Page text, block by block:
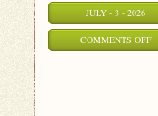
JULY - 3 - 2026
COMMENTS OFFON